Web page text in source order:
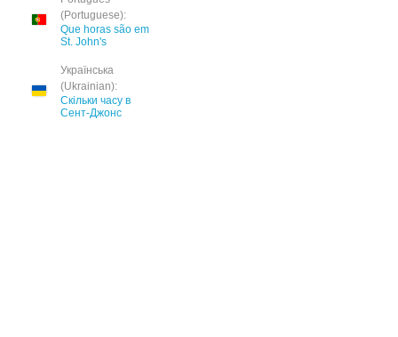
(Portuguese):
Que horas são em
St. John's
Українська
(Ukrainian):
Скільки часу в
Сент-Джонс